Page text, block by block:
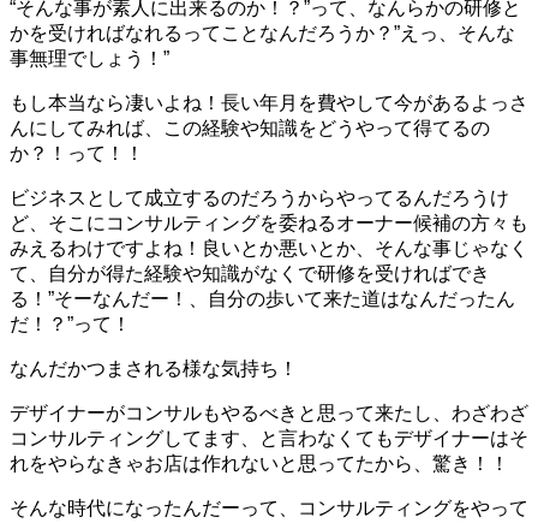
“そんな事が素人に出来るのか！？”って、なんらかの研修と
かを受ければなれるってことなんだろうか？”えっ、そんな
事無理でしょう！”
もし本当なら凄いよね！長い年月を費やして今があるよっさ
んにしてみれば、この経験や知識をどうやって得てるの
か？！って！！
ビジネスとして成立するのだろうからやってるんだろうけ
ど、そこにコンサルティングを委ねるオーナー候補の方々も
みえるわけですよね！良いとか悪いとか、そんな事じゃなく
て、自分が得た経験や知識がなくで研修を受ければでき
る！”そーなんだー！、自分の歩いて来た道はなんだったん
だ！？”って！
なんだかつまされる様な気持ち！
デザイナーがコンサルもやるべきと思って来たし、わざわざ
コンサルティングしてます、と言わなくてもデザイナーはそ
れをやらなきゃお店は作れないと思ってたから、驚き！！
そんな時代になったんだーって、コンサルティングをやって